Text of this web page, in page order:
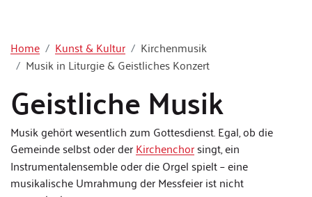
Home Kunst & Kultur
Kirchenmusik
Musik in Liturgie & Geistliches Konzert
Geistliche Musik
Musik gehört wesentlich zum Gottesdienst. Egal, ob die
Gemeinde selbst oder derKirchenchorsingt, ein
Instrumentalensemble oder die Orgel spielt – eine
musikalische Umrahmung der Messfeier ist nicht